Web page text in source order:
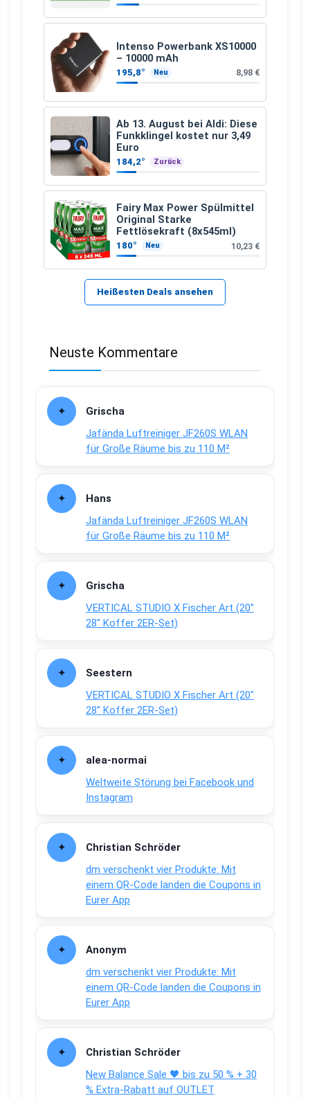
Intenso Powerbank XS10000
– 10000 mAh
195,8° Neu 8,98 €
Ab 13. August bei Aldi: Diese
Funkklingel kostet nur 3,49
Euro
184,2° Zurück
Fairy Max Power Spülmittel
Original Starke
Fettlösekraft (8x545ml)
180° Neu 10,23 €
Heißesten Deals ansehen
Neuste Kommentare
Grischa
Jafända Luftreiniger JF260S WLAN
für Große Räume bis zu 110 M²
Hans
Jafända Luftreiniger JF260S WLAN
für Große Räume bis zu 110 M²
Grischa
VERTICAL STUDIO X Fischer Art (20″
28″ Koffer 2ER-Set)
Seestern
VERTICAL STUDIO X Fischer Art (20″
28″ Koffer 2ER-Set)
alea-normai
Weltweite Störung bei Facebook und
Instagram
Christian Schröder
dm verschenkt vier Produkte: Mit
einem QR-Code landen die Coupons in
Eurer App
Anonym
dm verschenkt vier Produkte: Mit
einem QR-Code landen die Coupons in
Eurer App
Christian Schröder
New Balance Sale 🖤 bis zu 50 % + 30
% Extra-Rabatt auf OUTLET